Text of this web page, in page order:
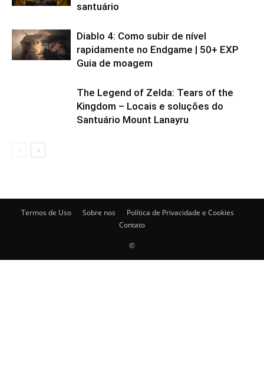
santuário
Diablo 4: Como subir de nível
rapidamente no Endgame | 50+ EXP
Guia de moagem
The Legend of Zelda: Tears of the
Kingdom – Locais e soluções do
Santuário Mount Lanayru
Termos de Uso Sobre nos
Política de Privacidade e Cookies
Contato
©